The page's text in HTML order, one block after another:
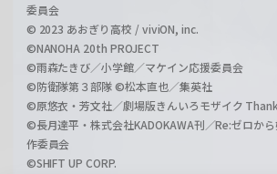
委員会
© 2023 あおぎり高校 / viviON, inc.
©NANOHA 20th PROJECT
©雨森たきび／小学館／マケイン応援委員会
©防衛隊第３部隊 ©松本直也／集英社
©原悠衣・芳文社／劇場版きんいろモザイク
©長月達平・株式会社KADOKAWA刊／Re:ゼロか
作委員会
©SHIFT UP CORP.